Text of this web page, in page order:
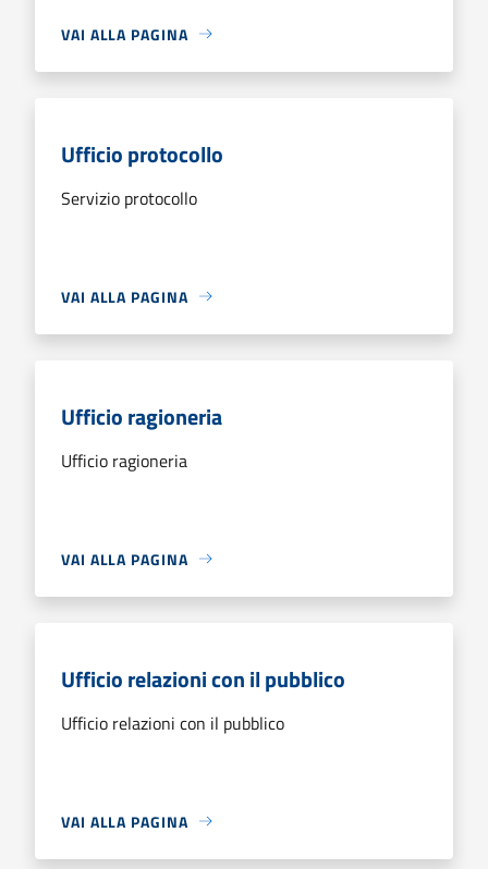
VAI ALLA PAGINA
Ufficio protocollo
Servizio protocollo
VAI ALLA PAGINA
Ufficio ragioneria
Ufficio ragioneria
VAI ALLA PAGINA
Ufficio relazioni con il pubblico
Ufficio relazioni con il pubblico
VAI ALLA PAGINA